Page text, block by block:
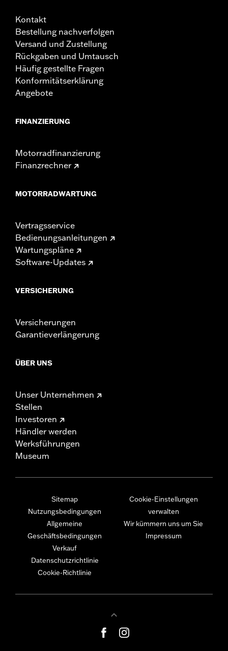
Kontakt
Bestellung nachverfolgen
Versand und Zustellung
Rückgaben und Umtausch
Häufig gestellte Fragen
Konformitätserklärung
Angebote
FINANZIERUNG
Motorradfinanzierung
Finanzrechner
MOTORRADWARTUNG
Vertragsservice
Bedienungsanleitungen
Wartungspläne
Software-Updates
VERSICHERUNG
Versicherungen
Garantieverlängerung
ÜBER UNS
Unser Unternehmen
Stellen
Investoren
Händler werden
Werksführungen
Museum
Sitemap
Nutzungsbedingungen
Allgemeine
Geschäftsbedingungen
Verkauf
Datenschutzrichtlinie
Cookie-Richtlinie
Cookie-Einstellungen
verwalten
Wir kümmern uns um Sie
Impressum